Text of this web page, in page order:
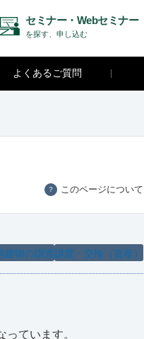
セミナー・Webセミナー
を探す、申し込む
よくあるご質問
？ このページについて
譲渡・交換（資産）
建物の譲渡
ています。